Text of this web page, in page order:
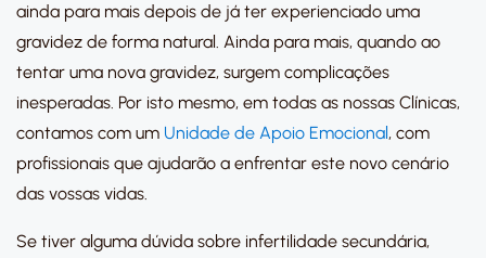
ainda para mais depois de já ter experienciado uma
gravidez de forma natural. Ainda para mais, quando ao
tentar uma nova gravidez, surgem complicações
inesperadas. Por isto mesmo, em todas as nossas Clínicas,
contamos com um Unidade de Apoio Emocional, com
profissionais que ajudarão a enfrentar este novo cenário
das vossas vidas.
Se tiver alguma dúvida sobre infertilidade secundária,